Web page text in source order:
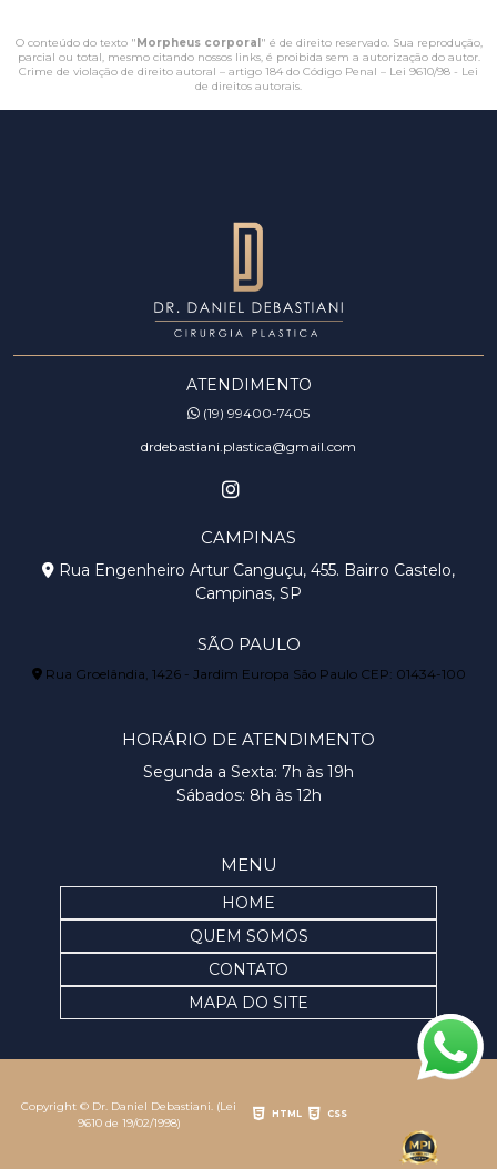
O conteúdo do texto " Morpheus corporal " é de direito reservado. Sua reprodução,
parcial ou total, mesmo citando nossos links, é proibida sem a autorização do autor.
Crime de violação de direito autoral – artigo 184 do Código Penal – Lei 9610/98 - Lei
de direitos autorais.
ATENDIMENTO
(19) 99400-7405
drdebastiani.plastica@gmail.com
CAMPINAS
Rua Engenheiro Artur Canguçu, 455. Bairro Castelo,
Campinas, SP
SÃO PAULO
Rua Groelândia, 1426 - Jardim Europa São Paulo CEP: 01434-100
HORÁRIO DE ATENDIMENTO
Segunda a Sexta: 7h às 19h
Sábados: 8h às 12h
MENU
HOME
QUEM SOMOS
CONTATO
MAPA DO SITE
Copyright © Dr. Daniel Debastiani. (Lei
9610 de 19/02/1998)
HTML CSS